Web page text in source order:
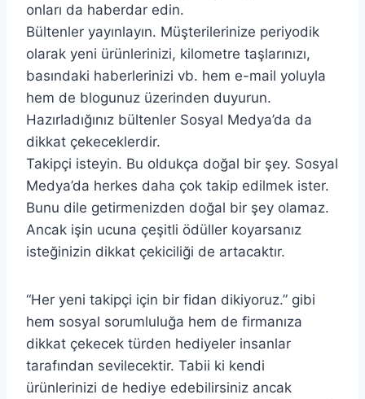
onları da haberdar edin.
Bültenler yayınlayın. Müşterilerinize periyodik
olarak yeni ürünlerinizi, kilometre taşlarınızı,
basındaki haberlerinizi vb. hem e-mail yoluyla
hem de blogunuz üzerinden duyurun.
Hazırladığınız bültenler Sosyal Medya’da da
dikkat çekeceklerdir.
Takipçi isteyin. Bu oldukça doğal bir şey. Sosyal
Medya’da herkes daha çok takip edilmek ister.
Bunu dile getirmenizden doğal bir şey olamaz.
Ancak işin ucuna çeşitli ödüller koyarsanız
isteğinizin dikkat çekiciliği de artacaktır.
“Her yeni takipçi için bir fidan dikiyoruz.” gibi
hem sosyal sorumluluğa hem de firmanıza
dikkat çekecek türden hediyeler insanlar
tarafından sevilecektir. Tabii ki kendi
ürünlerinizi de hediye edebilirsiniz ancak